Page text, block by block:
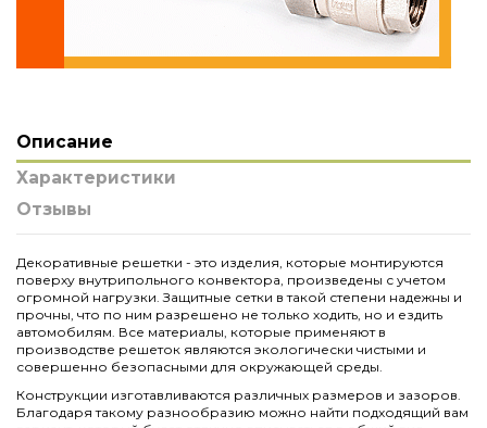
Описание
Характеристики
Отзывы
Декоративные решетки - это изделия, которые монтируются
поверху внутрипольного конвектора, произведены с учетом
огромной нагрузки. Защитные сетки в такой степени надежны и
прочны, что по ним разрешено не только ходить, но и ездить
автомобилям. Все материалы, которые применяют в
производстве решеток являются экологически чистыми и
совершенно безопасными для окружающей среды.
Конструкции изготавливаются различных размеров и зазоров.
Благодаря такому разнообразию можно найти подходящий вам